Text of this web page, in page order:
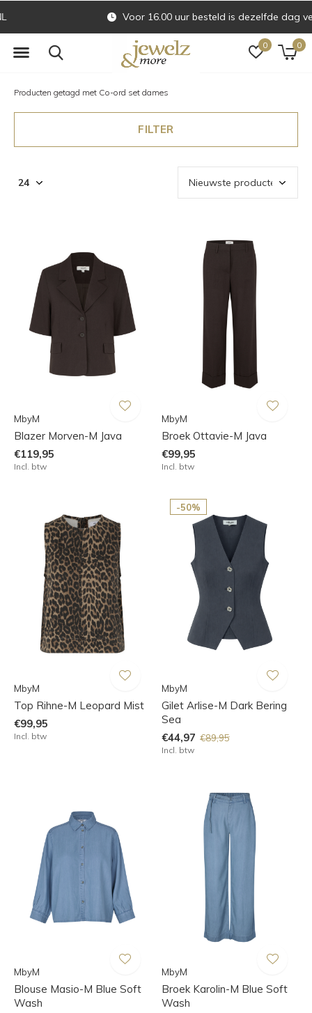
0 0
Voor 16.00 uur besteld is dezelfde dag verzonden
Producten getagd met Co-ord set dames
FILTER
MbyM
Blazer Morven-M Java
€119,95
Incl. btw
MbyM
Broek Ottavie-M Java
€99,95
Incl. btw
MbyM
Top Rihne-M Leopard Mist
€99,95
Incl. btw
-50%
MbyM
Gilet Arlise-M Dark Bering
Sea
€44,97 €89,95
Incl. btw
MbyM
Blouse Masio-M Blue Soft
Wash
MbyM
Broek Karolin-M Blue Soft
Wash